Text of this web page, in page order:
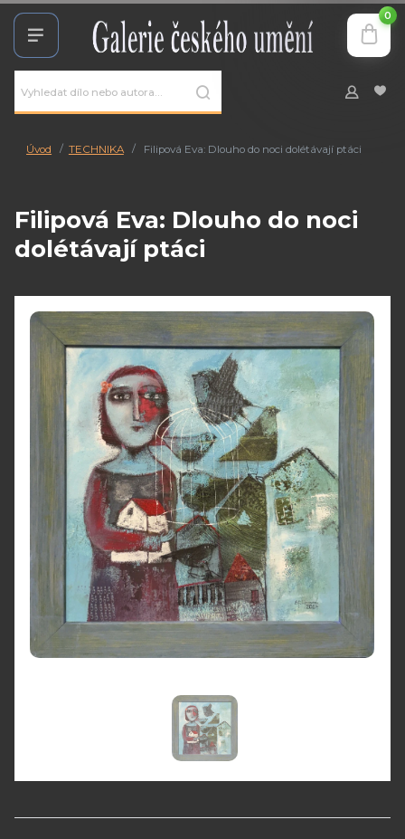
0
Úvod TECHNIKA Filipová Eva: Dlouho do noci dolétávají ptáci
Filipová Eva: Dlouho do noci
dolétávají ptáci